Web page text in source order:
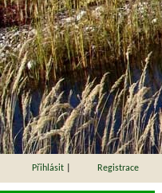
Přihlásit Registrace